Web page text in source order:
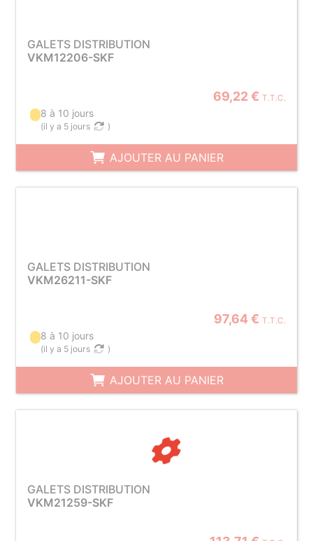
GALETS DISTRIBUTION
VKM12206-SKF
69,22 € T.T.C.
8 à 10 jours
(il y a 5 jours )
AJOUTER AU PANIER
GALETS DISTRIBUTION
VKM26211-SKF
97,64 € T.T.C.
8 à 10 jours
(il y a 5 jours )
AJOUTER AU PANIER
GALETS DISTRIBUTION
VKM21259-SKF